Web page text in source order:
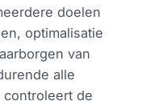
doelen
optimalisatie
van
alle
de